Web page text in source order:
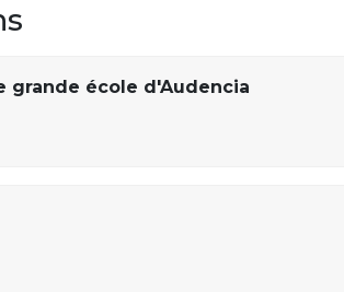
grande école d'Audencia